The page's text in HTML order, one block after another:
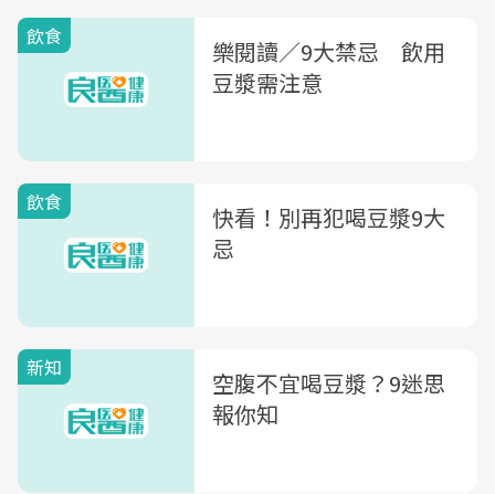
飲食
樂閱讀／9大禁忌 飲用
豆漿需注意
飲食
快看！別再犯喝豆漿9大
忌
新知
空腹不宜喝豆漿？9迷思
報你知